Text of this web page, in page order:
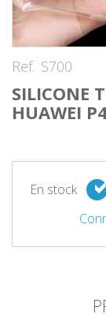
Ref. S700
SILICONE
HUAWEI
En stock